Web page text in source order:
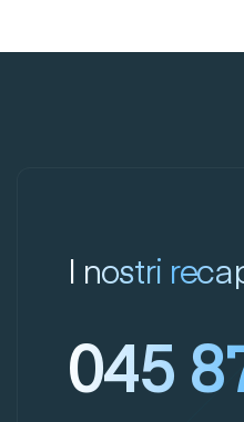
I nostri
045